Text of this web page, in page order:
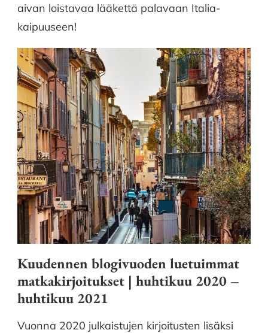
aivan loistavaa lääkettä palavaan Italia-
kaipuuseen!
Kuudennen blogivuoden luetuimmat
matkakirjoitukset | huhtikuu 2020 –
huhtikuu 2021
Vuonna 2020 julkaistujen kirjoitusten lisäksi